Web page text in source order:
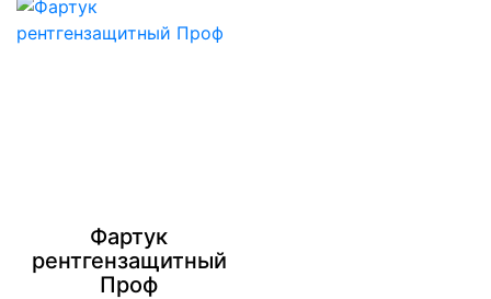
Фартук
рентгензащитный
Проф